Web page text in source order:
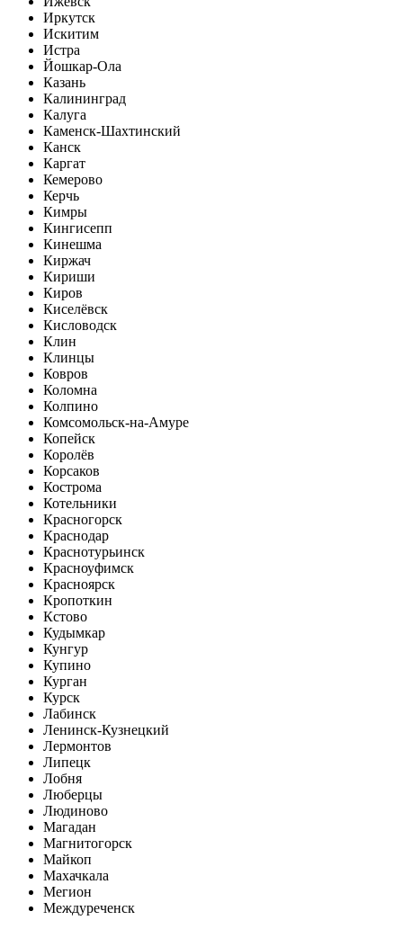
Иркутск
Искитим
Истра
Йошкар-Ола
Казань
Калининград
Калуга
Каменск-Шахтинский
Канск
Каргат
Кемерово
Керчь
Кимры
Кингисепп
Кинешма
Киржач
Кириши
Киров
Киселёвск
Кисловодск
Клин
Клинцы
Ковров
Коломна
Колпино
Комсомольск-на-Амуре
Копейск
Королёв
Корсаков
Кострома
Котельники
Красногорск
Краснодар
Краснотурьинск
Красноуфимск
Красноярск
Кропоткин
Кстово
Кудымкар
Кунгур
Купино
Курган
Курск
Лабинск
Ленинск-Кузнецкий
Лермонтов
Липецк
Лобня
Люберцы
Людиново
Магадан
Магнитогорск
Майкоп
Махачкала
Мегион
Междуреченск